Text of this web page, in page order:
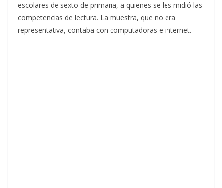
escolares de sexto de primaria, a quienes se les midió las
competencias de lectura. La muestra, que no era
representativa, contaba con computadoras e internet.